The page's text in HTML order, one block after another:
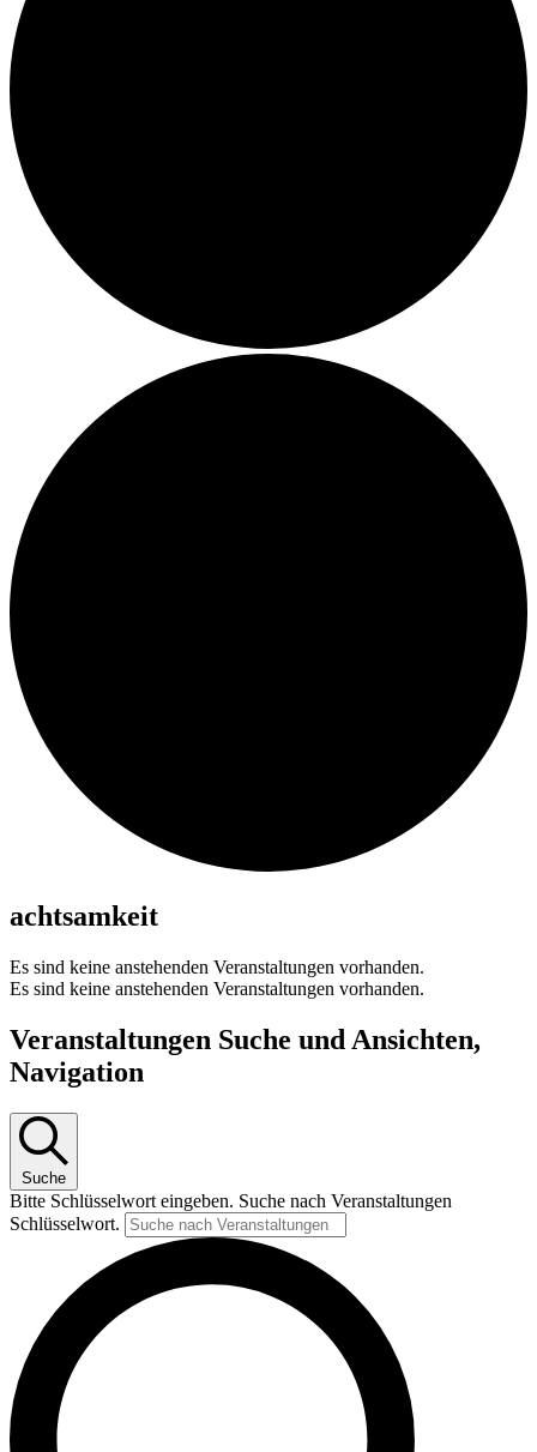
achtsamkeit
Es sind keine anstehenden Veranstaltungen vorhanden.
Es sind keine anstehenden Veranstaltungen vorhanden.
Veranstaltungen Suche und Ansichten,
Navigation
Suche
Bitte Schlüsselwort eingeben. Suche nach Veranstaltungen
Schlüsselwort.